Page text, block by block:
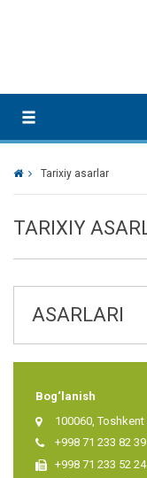
Tarixiy asarlar
TARIXIY
ASARLARI
Bog‘lanish
100060,
+998 71 233 82 39
+998 71 233 52 24